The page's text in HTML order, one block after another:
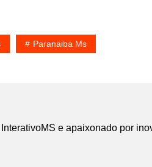
Paranaiba Ms
e apaixonado por